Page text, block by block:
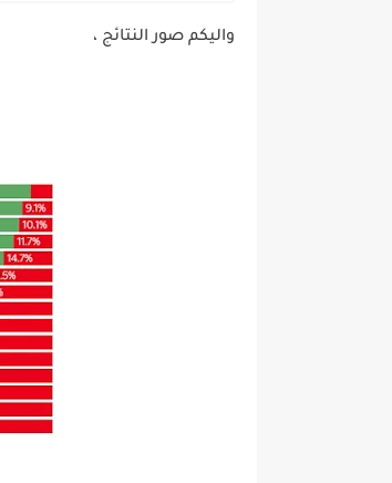
واليكم صور النتائج ،